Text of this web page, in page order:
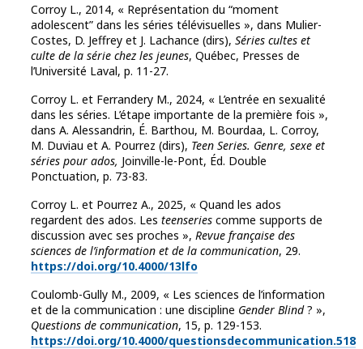
Corroy L., 2014, « Représentation du “moment
adolescent” dans les séries télévisuelles », dans Mulier-
Costes, D. Jeffrey et J. Lachance (dirs), Séries cultes et
culte de la série chez les jeunes, Québec, Presses de
l’Université Laval, p. 11-27.
Corroy L. et Ferrandery M., 2024, « L’entrée en sexualité
dans les séries. L’étape importante de la première fois »,
dans A. Alessandrin, É. Barthou, M. Bourdaa, L. Corroy,
M. Duviau et A. Pourrez (dirs), Teen Series. Genre, sexe et
séries pour ados, Joinville-le-Pont, Éd. Double
Ponctuation, p. 73-83.
Corroy L. et Pourrez A., 2025, « Quand les ados
regardent des ados. Les teenseries comme supports de
discussion avec ses proches », Revue française des
sciences de l’information et de la communication, 29.
https://doi.org/10.4000/13lfo
Coulomb-Gully M., 2009, « Les sciences de l’information
et de la communication : une discipline Gender Blind? »,
Questions de communication, 15, p. 129-153.
https://doi.org/10.4000/questionsdecommunication.518